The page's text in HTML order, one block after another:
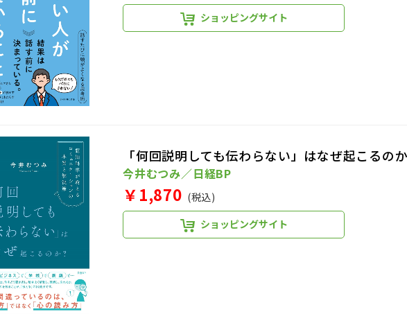
ショッピングサイト
「何回説明しても伝わらない」はなぜ起こるの
今井むつみ／日経BP
￥1,870 (税込)
ショッピングサイト